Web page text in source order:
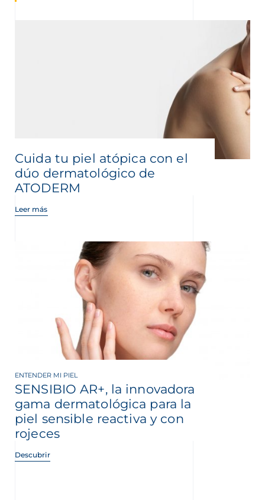
Cuida tu piel atópica con el
dúo dermatológico de
ATODERM
Leer más
ENTENDER MI PIEL
SENSIBIO AR+, la innovadora
gama dermatológica para la
piel sensible reactiva y con
rojeces
Descubrir